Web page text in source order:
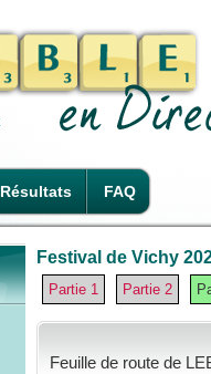
Résultats FAQ
Festival de Vichy
Partie 1 Partie 2
Feuille de route de